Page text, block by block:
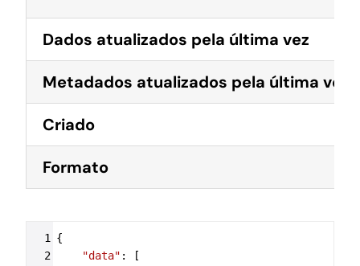
Dados atualizados pela última vez
Metadados atualizados pela última vez
Criado
Formato
Syntax
Highlighter
1
{
2
"data" : [